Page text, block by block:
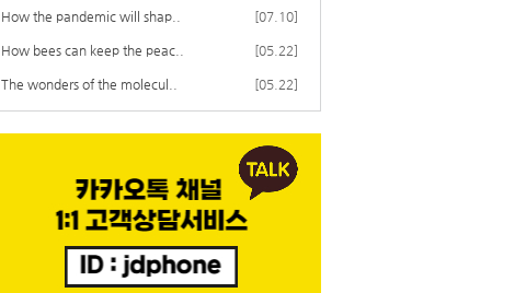
How the pandemic will shap.. [07.10]
How bees can keep the peac.. [05.22]
The wonders of the molecul.. [05.22]